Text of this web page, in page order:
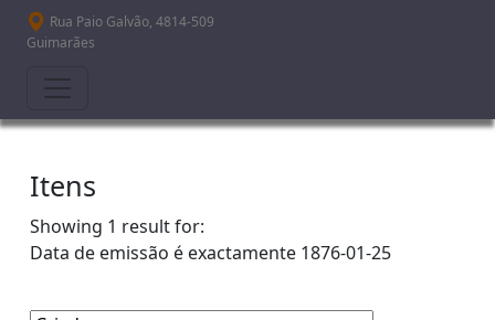
Passar para o conteúdo principal
Rua Paio Galvão, 4814-509
Guimarães
Itens
Showing 1 result for:
Data de emissão é exactamente 1876-01-25